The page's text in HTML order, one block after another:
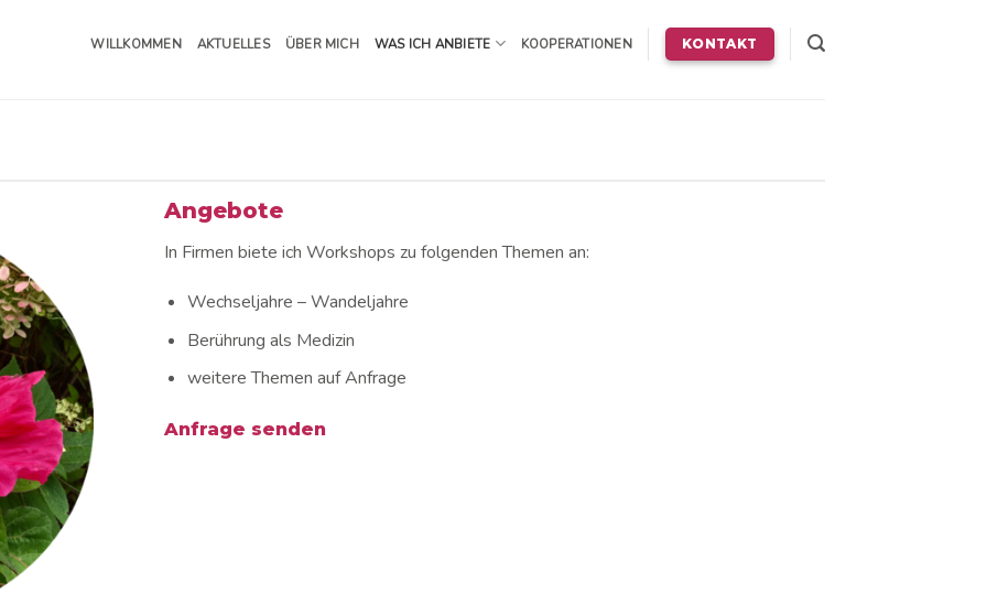
WILLKOMMEN AKTUELLES ÜBER MICH WAS ICH ANBIETE KOOPERATIONEN KONTAKT
Angebote
In Firmen biete ich Workshops zu folgenden Themen an:
Wechseljahre – Wandeljahre
Berührung als Medizin
weitere Themen auf Anfrage
Anfrage senden